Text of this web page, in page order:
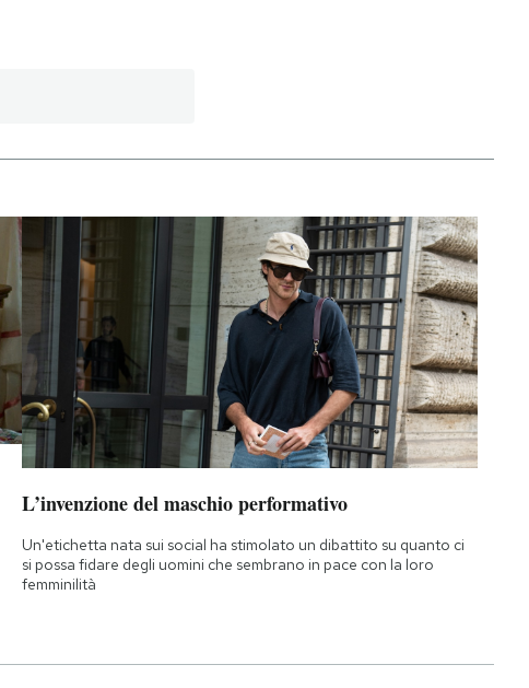
L’invenzione del maschio performativo
Un'etichetta nata sui social ha stimolato un dibattito su quanto ci
si possa fidare degli uomini che sembrano in pace con la loro
femminilità